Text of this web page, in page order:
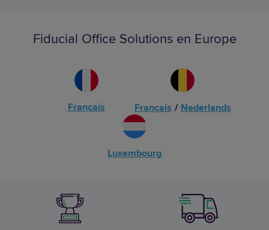
Fiducial Office Solutions en Europe
Français Français / Nederlands
Luxembourg